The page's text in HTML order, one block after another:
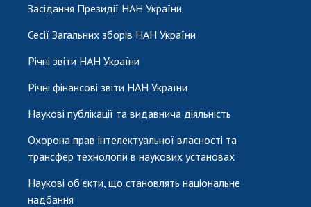
Засідання Президії НАН України
Сесії Загальних зборів НАН України
Річні звіти НАН України
Річні фінансові звіти НАН України
Наукові публікації та видавнича діяльність
Охорона прав інтелектуальної власності та
трансфер технологій в наукових установах
Наукові об'єкти, що становлять національне
надбання